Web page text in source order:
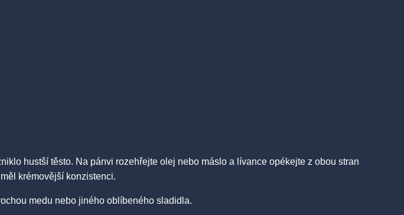
hustší těsto. Na pánvi rozehřejte olej nebo máslo a lívance opékejte z obou stran
krémovější konzistenci.
medu nebo jiného oblíbeného sladidla.